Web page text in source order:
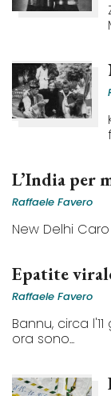
L’India per
Raffaele Favero
New Delhi
Epatite
Raffaele Favero
Bannu, circa
ora sono...